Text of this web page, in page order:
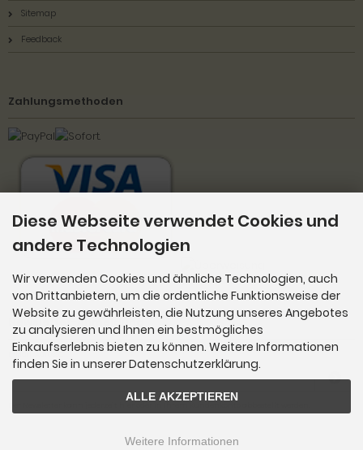
Sitemap
Feedback
Zahlungsmethoden
Newsletter-Anmeldung
E-Mail-Adresse:
Diese Webseite verwendet Cookies und
andere Technologien
Wir verwenden Cookies und ähnliche Technologien, auch
von Drittanbietern, um die ordentliche Funktionsweise der
Website zu gewährleisten, die Nutzung unseres Angebotes
zu analysieren und Ihnen ein bestmögliches
Einkaufserlebnis bieten zu können. Weitere Informationen
finden Sie in unserer Datenschutzerklärung.
ALLE AKZEPTIEREN
Weitere Informationen